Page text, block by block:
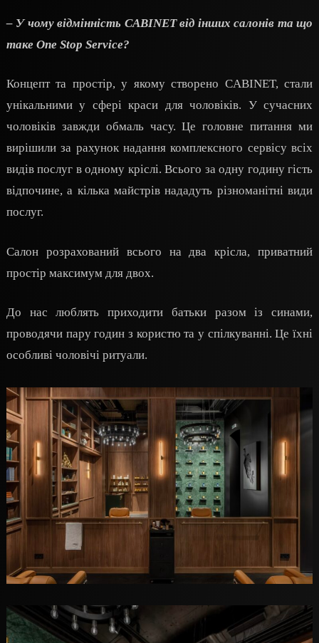
– У чому відмінність CABINET від інших салонів та що
таке One Stop Service?
Концепт та простір, у якому створено CABINET, стали
унікальними у сфері краси для чоловіків. У сучасних
чоловіків завжди обмаль часу. Це головне питання ми
вирішили за рахунок надання комплексного сервісу всіх
видів послуг в одному кріслі.Всього за одну годину гість
відпочине, а кілька майстрів нададуть різноманітні види
послуг.
Салон розрахований всього на два крісла, приватний
простір максимум для двох.
До нас люблять приходити батьки разом із синами,
проводячи пару годин з користю та у спілкуванні. Це їхні
особливі чоловічі ритуали.